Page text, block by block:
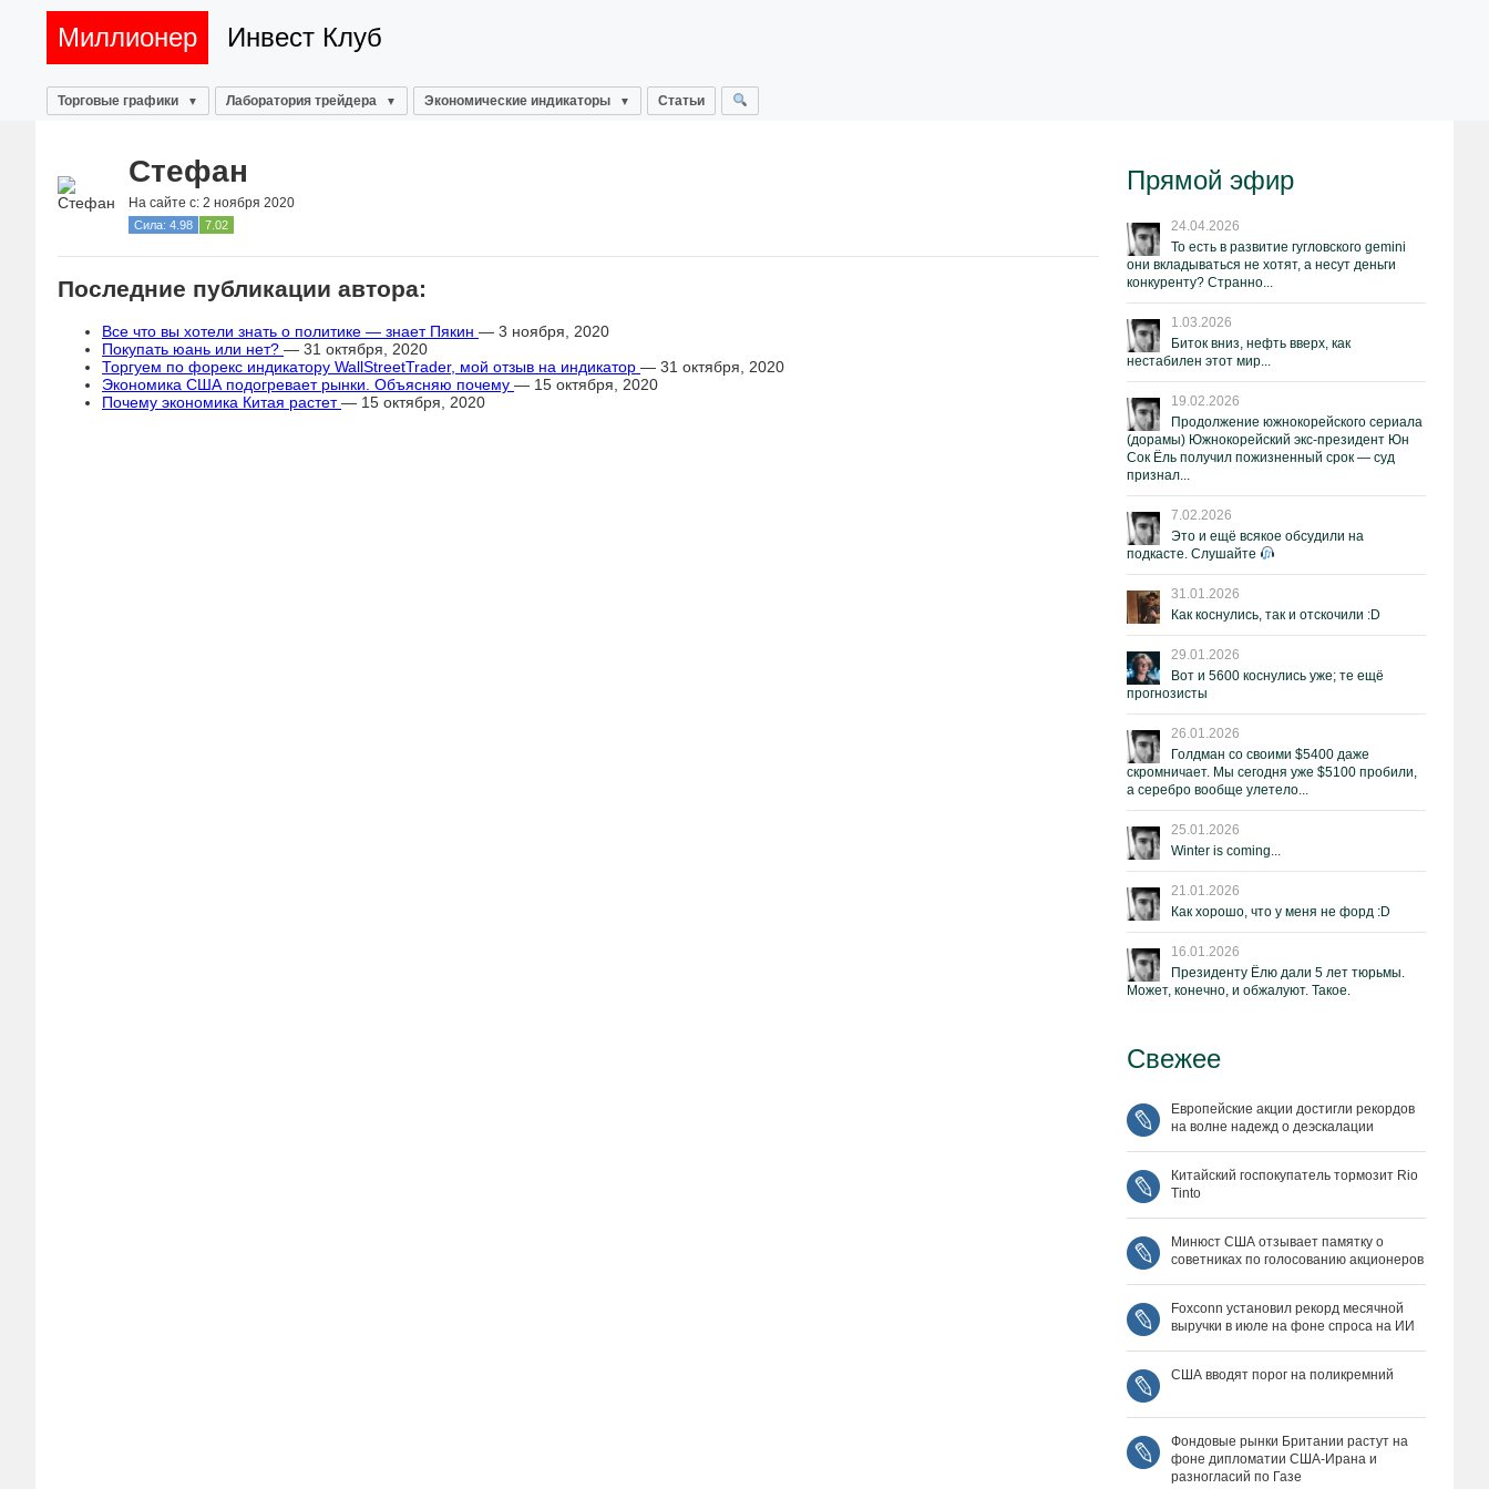
Миллионер Инвест Клуб
Торговые графики Лаборатория трейдера Экономические индикаторы Статьи
Стефан
На сайте с: 2 ноября 2020
Сила: 4.98 7.02
Последние публикации автора:
Все что вы хотели знать о политике — знает Пякин — 3 ноября, 2020
Покупать юань или нет? — 31 октября, 2020
Торгуем по форекс индикатору WallStreetTrader, мой отзыв на индикатор — 31 октября, 2020
Экономика США подогревает рынки. Объясняю почему — 15 октября, 2020
Почему экономика Китая растет— 15 октября, 2020
Прямой эфир
24.04.2026
То есть в развитие гугловского gemini
они вкладываться не хотят, а несут деньги
конкуренту? Странно...
1.03.2026
Биток вниз, нефть вверх, как
нестабилен этот мир...
19.02.2026
Продолжение южнокорейского сериала
(дорамы) Южнокорейский экс-президент Юн
Сок Ёль получил пожизненный срок — суд
признал...
7.02.2026
Это и ещё всякое обсудили на
подкасте. Слушайте
31.01.2026
Как коснулись, так и отскочили :D
29.01.2026
Вот и 5600 коснулись уже; те ещё
прогнозисты
26.01.2026
Голдман со своими $5400 даже
скромничает. Мы сегодня уже $5100 пробили,
а серебро вообще улетело...
25.01.2026
Winter is coming...
21.01.2026
Как хорошо, что у меня не форд :D
16.01.2026
Президенту Ёлю дали 5 лет тюрьмы.
Может, конечно, и обжалуют. Такое.
Свежее
Европейские акции достигли рекордов
на волне надежд о деэскалации
Китайский госпокупатель тормозит Rio
Tinto
Минюст США отзывает памятку о
советниках по голосованию акционеров
Foxconn установил рекорд месячной
выручки в июле на фоне спроса на ИИ
США вводят порог на поликремний
Фондовые рынки Британии растут на
фоне дипломатии США‑Ирана и
разногласий по Газе